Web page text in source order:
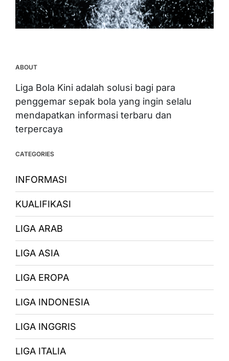
ABOUT
Liga Bola Kini adalah solusi bagi para
penggemar sepak bola yang ingin selalu
mendapatkan informasi terbaru dan
terpercaya
CATEGORIES
INFORMASI
KUALIFIKASI
LIGA ARAB
LIGA ASIA
LIGA EROPA
LIGA INDONESIA
LIGA INGGRIS
LIGA ITALIA